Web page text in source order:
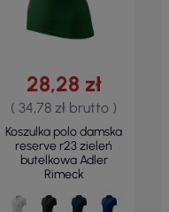
28,28 zł
( 34,78 zł brutto )
Koszulka polo damska
reserve r23 zieleń
butelkowa Adler
Rimeck